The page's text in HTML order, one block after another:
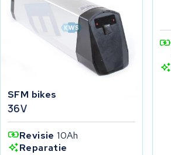
SFM bikes
36V
Revisie10Ah
Reparatie